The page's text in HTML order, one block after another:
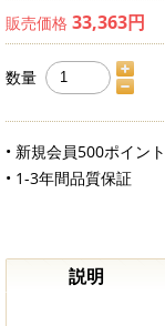
販売価格 33,363円
数量
• 新規会員500ポイント
• 1-3年間品質保証
説明